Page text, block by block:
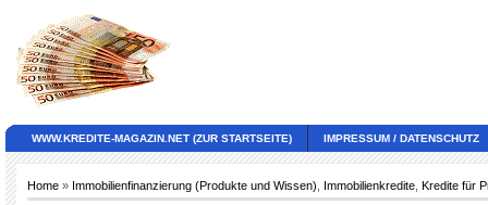
WWW.KREDITE-MAGAZIN.NET (ZUR STARTSEITE) IMPRESSUM / DATENSCHUTZ
Home » Immobilienfinanzierung (Produkte und Wissen) Immobilienkredite Kredite für